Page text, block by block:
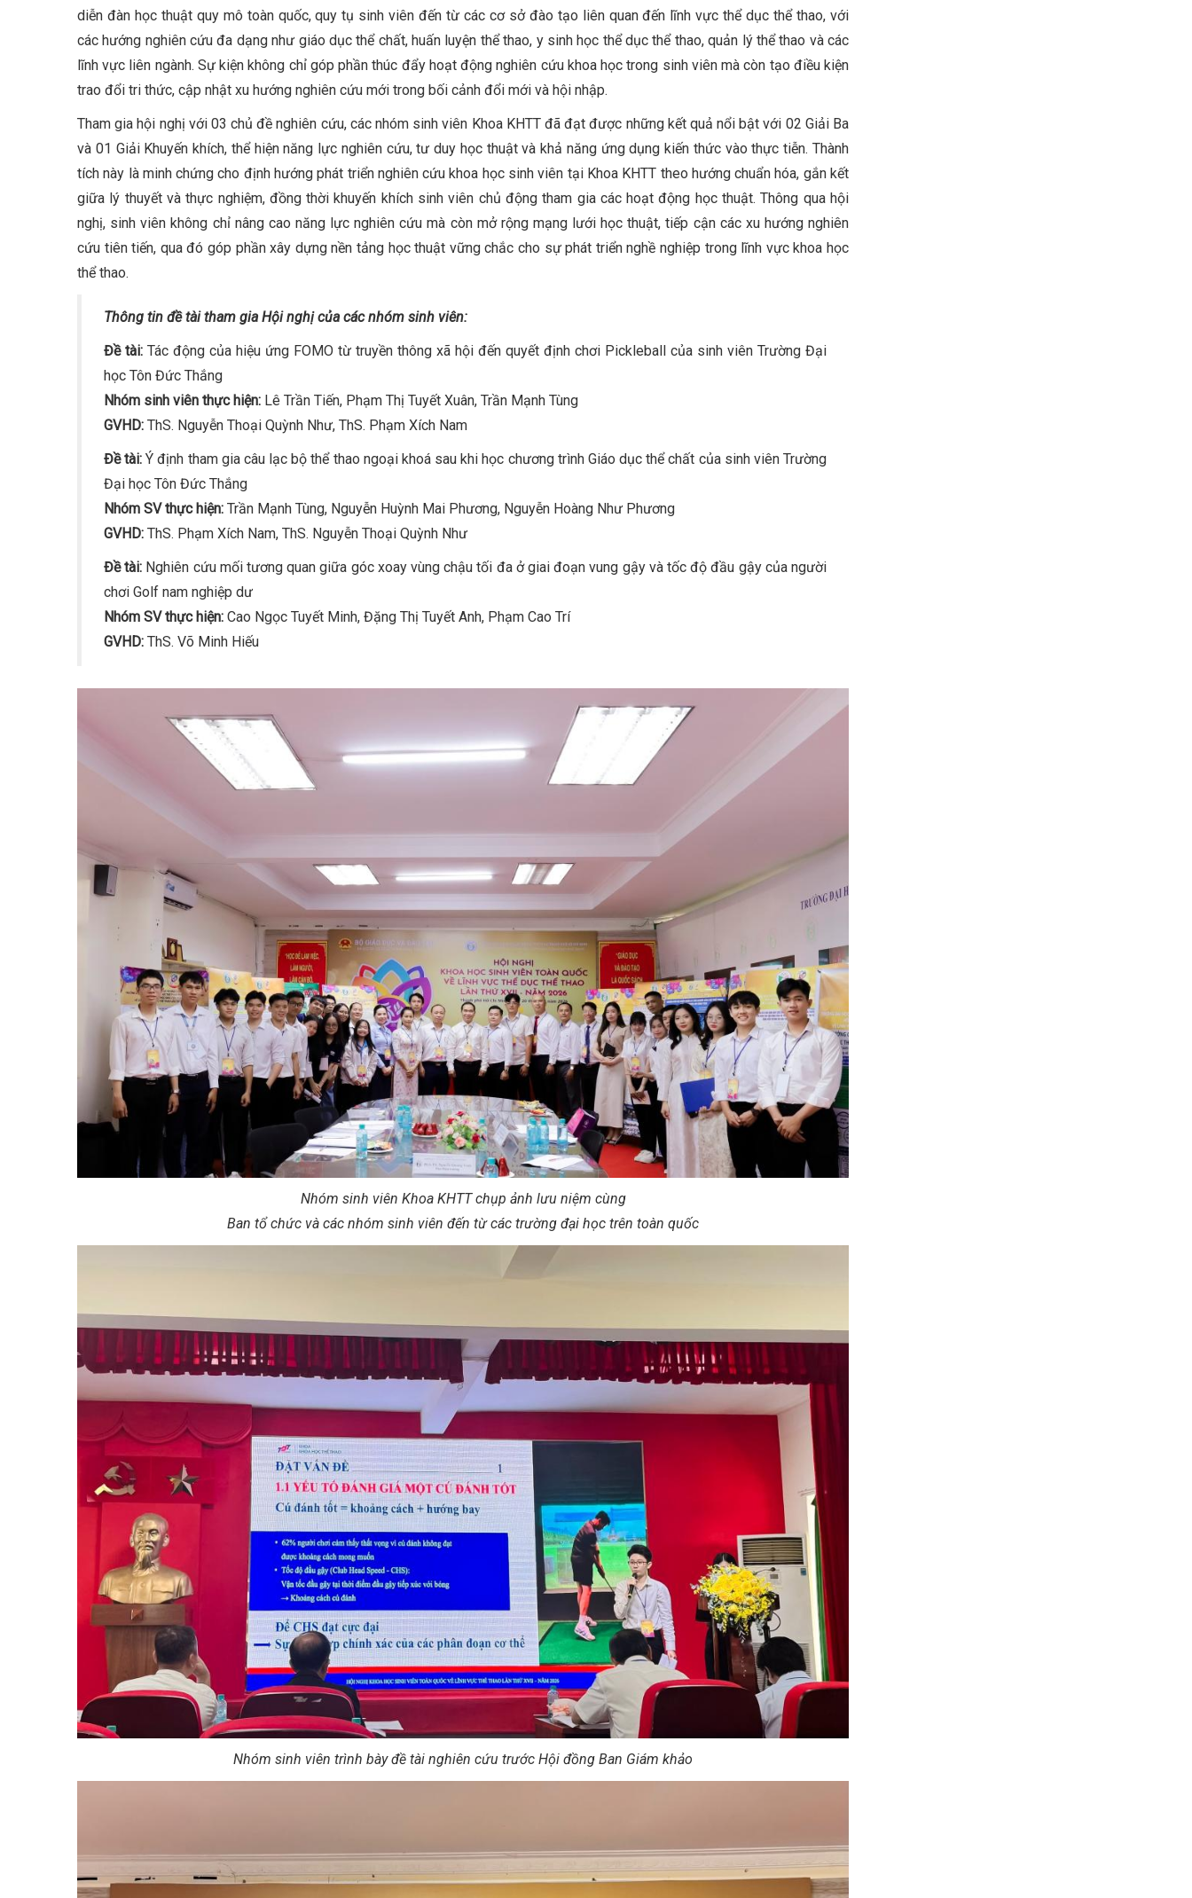
diễn đàn học thuật quy mô toàn quốc, quy tụ sinh viên đến từ các cơ sở đào tạo liên quan đến lĩnh vực thể dục thể thao, với
các hướng nghiên cứu đa dạng như giáo dục thể chất, huấn luyện thể thao, y sinh học thể dục thể thao, quản lý thể thao và các
lĩnh vực liên ngành. Sự kiện không chỉ góp phần thúc đẩy hoạt động nghiên cứu khoa học trong sinh viên mà còn tạo điều kiện
trao đổi tri thức, cập nhật xu hướng nghiên cứu mới trong bối cảnh đổi mới và hội nhập.
Tham gia hội nghị với 03 chủ đề nghiên cứu, các nhóm sinh viên Khoa KHTT đã đạt được những kết quả nổi bật với 02 Giải Ba
và 01 Giải Khuyến khích, thể hiện năng lực nghiên cứu, tư duy học thuật và khả năng ứng dụng kiến thức vào thực tiễn. Thành
tích này là minh chứng cho định hướng phát triển nghiên cứu khoa học sinh viên tại Khoa KHTT theo hướng chuẩn hóa, gắn kết
giữa lý thuyết và thực nghiệm, đồng thời khuyến khích sinh viên chủ động tham gia các hoạt động học thuật. Thông qua hội
nghị, sinh viên không chỉ nâng cao năng lực nghiên cứu mà còn mở rộng mạng lưới học thuật, tiếp cận các xu hướng nghiên
cứu tiên tiến, qua đó góp phần xây dựng nền tảng học thuật vững chắc cho sự phát triển nghề nghiệp trong lĩnh vực khoa học
thể thao.
Thông tin đề tài tham gia Hội nghị của các nhóm sinh viên:
Đề tài: Tác động của hiệu ứng FOMO từ truyền thông xã hội đến quyết định chơi Pickleball của sinh viên Trường Đại
học Tôn Đức Thắng
Nhóm sinh viên thực hiện: Lê Trần Tiến, Phạm Thị Tuyết Xuân, Trần Mạnh Tùng
GVHD: ThS. Nguyễn Thoại Quỳnh Như, ThS. Phạm Xích Nam
Đề tài:Ý định tham gia câu lạc bộ thể thao ngoại khoá sau khi học chương trình Giáo dục thể chất của sinh viên Trường
Đại học Tôn Đức Thắng
Nhóm SV thực hiện: Trần Mạnh Tùng, Nguyễn Huỳnh Mai Phương, Nguyễn Hoàng Như Phương
GVHD: ThS. Phạm Xích Nam, ThS. Nguyễn Thoại Quỳnh Như
Đề tài: Nghiên cứu mối tương quan giữa góc xoay vùng chậu tối đa ở giai đoạn vung gậy và tốc độ đầu gậy của người
chơi Golf nam nghiệp dư
Nhóm SV thực hiện: Cao Ngọc Tuyết Minh, Đặng Thị Tuyết Anh, Phạm Cao Trí
GVHD: ThS. Võ Minh Hiếu
Nhóm sinh viên Khoa KHTT chụp ảnh lưu niệm cùng
Ban tổ chức và các nhóm sinh viên đến từ các trường đại học trên toàn quốc
Nhóm sinh viên trình bày đề tài nghiên cứu trước Hội đồng Ban Giám khảo